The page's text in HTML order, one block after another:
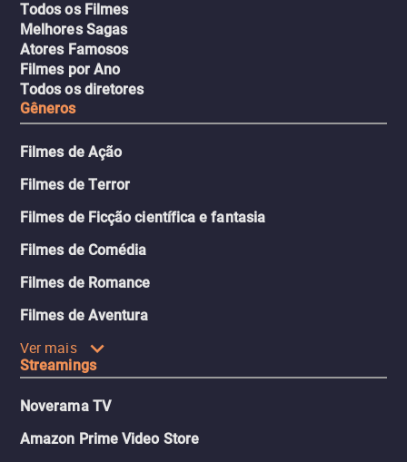
Todos os Filmes
Melhores Sagas
Atores Famosos
Filmes por Ano
Todos os diretores
Gêneros
Filmes de Ação
Filmes de Terror
Filmes de Ficção científica e fantasia
Filmes de Comédia
Filmes de Romance
Filmes de Aventura
Ver mais
Streamings
Noverama TV
Amazon Prime Video Store